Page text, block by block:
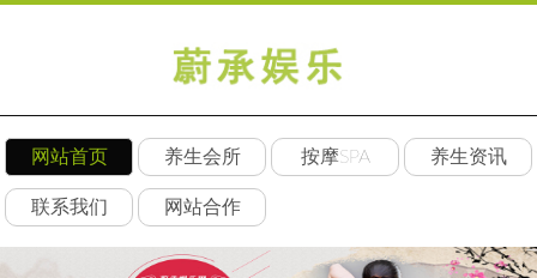
网站首页 养生会所 按摩SPA 养生资讯
联系我们 网站合作